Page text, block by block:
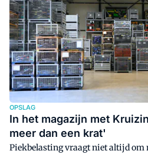
OPSLAG
In het magazijn met
meer dan een krat'
Piekbelasting vraagt niet altijd om